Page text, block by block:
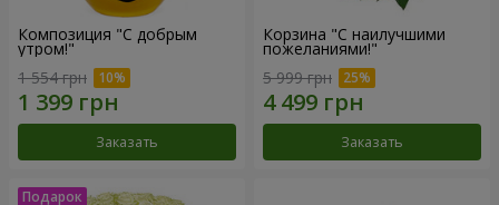
Композиция "С добрым
утром!"
1 554 грн
Заказать
Корзина "С наилучшими
пожеланиями!"
5 999 грн
Заказать